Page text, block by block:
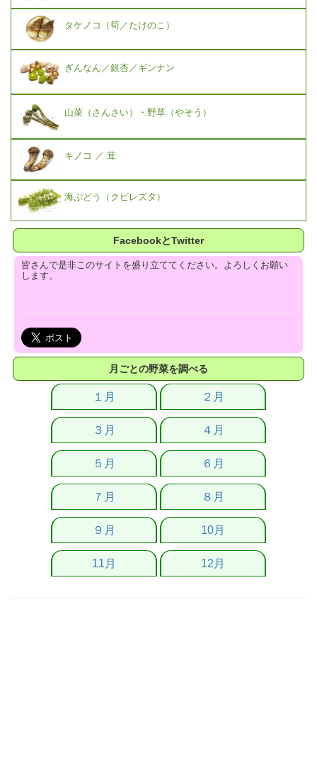
タケノコ（筍／たけのこ）
ぎんなん／銀杏／ギンナン
山菜（さんさい）・野草（やそう）
キノコ ／ 茸
海ぶどう（クビレズタ）
FacebookとTwitter
皆さんで是非このサイトを盛り立ててください。よろしくお願い
します。
月ごとの野菜を調べる
１月 ２月
３月 ４月
５月 ６月
７月 ８月
９月 10月
11月 12月